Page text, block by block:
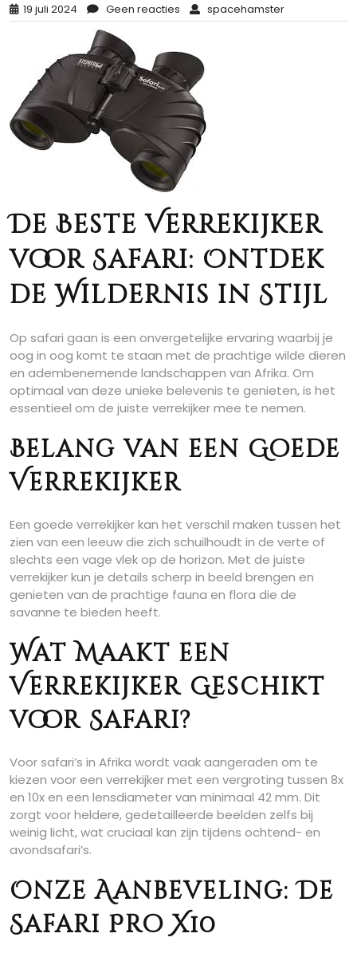
19 juli 2024 Geen reacties spacehamster
De Beste Verrekijker
voor Safari: Ontdek
de Wildernis in Stijl
Op safari gaan is een onvergetelijke ervaring waarbij je
oog in oog komt te staan met de prachtige wilde dieren
en adembenemende landschappen van Afrika. Om
optimaal van deze unieke belevenis te genieten, is het
essentieel om de juiste verrekijker mee te nemen.
Belang van een Goede
Verrekijker
Een goede verrekijker kan het verschil maken tussen het
zien van een leeuw die zich schuilhoudt in de verte of
slechts een vage vlek op de horizon. Met de juiste
verrekijker kun je details scherp in beeld brengen en
genieten van de prachtige fauna en flora die de
savanne te bieden heeft.
Wat Maakt een
Verrekijker Geschikt
voor Safari?
Voor safari’s in Afrika wordt vaak aangeraden om te
kiezen voor een verrekijker met een vergroting tussen 8x
en 10x en een lensdiameter van minimaal 42 mm. Dit
zorgt voor heldere, gedetailleerde beelden zelfs bij
weinig licht, wat cruciaal kan zijn tijdens ochtend- en
avondsafari’s.
Onze Aanbeveling: De
Safari Pro X10